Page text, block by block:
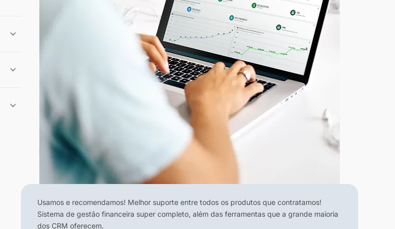
Usamos e recomendamos! Melhor suporte entre todos os produtos que contratamos!
Sistema de gestão financeira super completo, além das ferramentas que a grande maioria
dos CRM oferecem.